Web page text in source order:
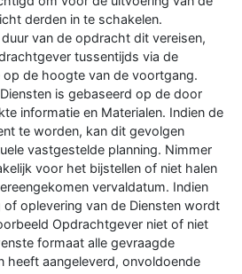
derden in te schakelen.
van de opdracht dit vereisen,
tussentijds via de
de hoogte van de voortgang.
is gebaseerd op de door
informatie en Materialen. Indien de
te worden, kan dit gevolgen
vastgestelde planning. Nimmer
voor het bijstellen of niet halen
vervaldatum. Indien
oplevering van de Diensten wordt
Opdrachtgever niet of niet
formaat alle gevraagde
heeft aangeleverd, onvoldoende